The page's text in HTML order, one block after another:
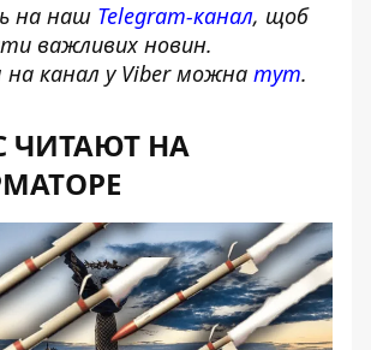
на наш Telegram-канал, щоб
важливих новин.
на канал у Viber можна тут.
ЧИТАЮТ НА